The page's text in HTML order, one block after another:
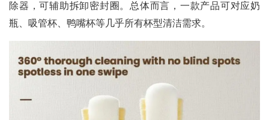
除器，可辅助拆卸密封圈。总体而言，一款产品可对应奶
瓶、吸管杯、鸭嘴杯等几乎所有杯型清洁需求。